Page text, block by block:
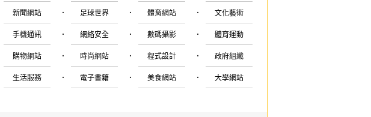
新聞網站 · 足球世界 · 體育網站 · 文化藝術
手機通訊 · 網絡安全 · 數碼攝影 · 體育運動
購物網站 · 時尚網站 · 程式設計 · 政府組織
生活服務 · 電子書籍 · 美食網站 · 大學網站